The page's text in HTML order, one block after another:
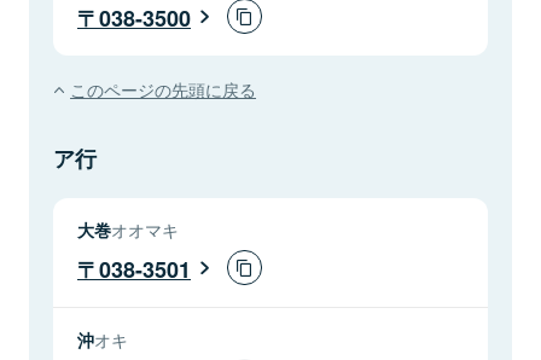
038-3500
このページの先頭に戻る
ア行
大巻オオマキ
038-3501
沖オキ